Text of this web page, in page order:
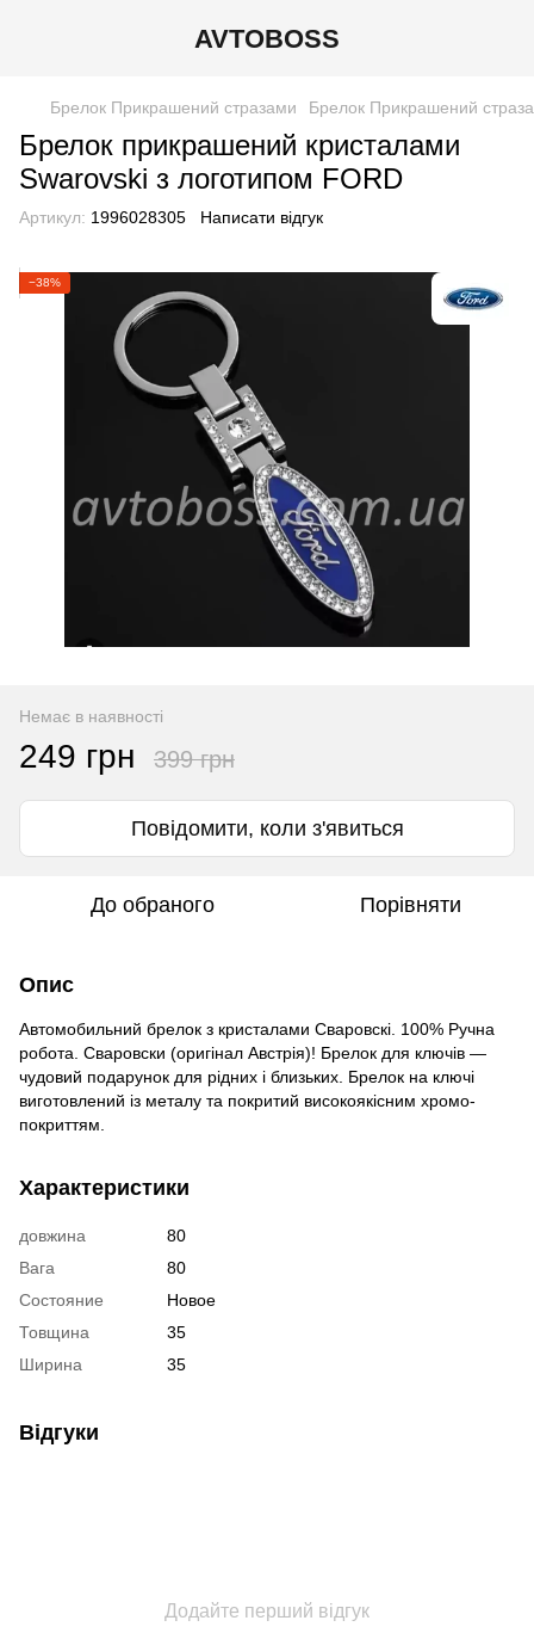
AVTOBOSS
Брелок Прикрашений стразами Брелок Прикрашений
Брелок прикрашений кристалами
Swarovski з логотипом FORD
Артикул: 1996028305 Написати відгук
−38%
Немає в наявності
249 грн 399 грн
Повідомити, коли з'явиться
До обраного Порівняти
Опис
Автомобильний брелок з кристалами Сваровскі. 100% Ручна
робота. Сваровски (оригінал Австрія)! Брелок для ключів —
чудовий подарунок для рідних і близьких. Брелок на ключі
виготовлений із металу та покритий високоякісним хромо-
покриттям.
Характеристики
довжина
80
Вага
80
Состояние
Новое
Товщина
35
Ширина
35
Відгуки
Додайте перший відгук